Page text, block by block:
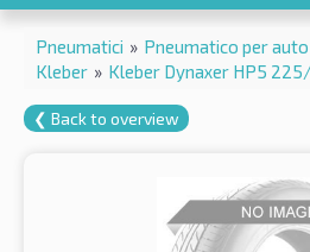
Pneumatici » Pneumatico per auto
Kleber » Kleber Dynaxer HP5
❮ Back to overview